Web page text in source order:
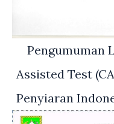
Pengumuman
Assisted Test
Penyiaran